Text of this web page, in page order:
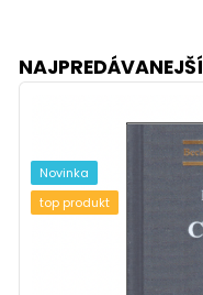
NAJPREDÁVANEJŠÍ
Novinka
top produkt